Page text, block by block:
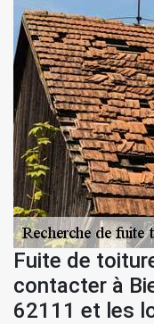
Fuite de
contacter à
62111 et les